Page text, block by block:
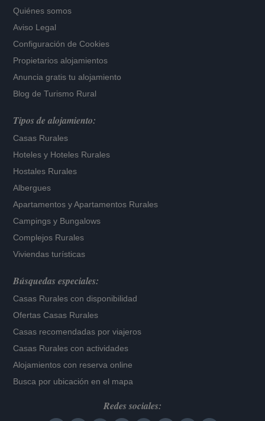
Quiénes somos
Aviso Legal
Configuración de Cookies
Propietarios alojamientos
Anuncia gratis tu alojamiento
Blog de Turismo Rural
Tipos de alojamiento:
Casas Rurales
Hoteles y Hoteles Rurales
Hostales Rurales
Albergues
Apartamentos yApartamentos Rurales
Campings y Bungalows
Complejos Rurales
Viviendas turísticas
Búsquedas especiales:
Casas Rurales con disponibilidad
Ofertas Casas Rurales
Casas recomendadas por viajeros
Casas Rurales con actividades
Alojamientos con reserva online
Busca por ubicación en el mapa
Redes sociales: